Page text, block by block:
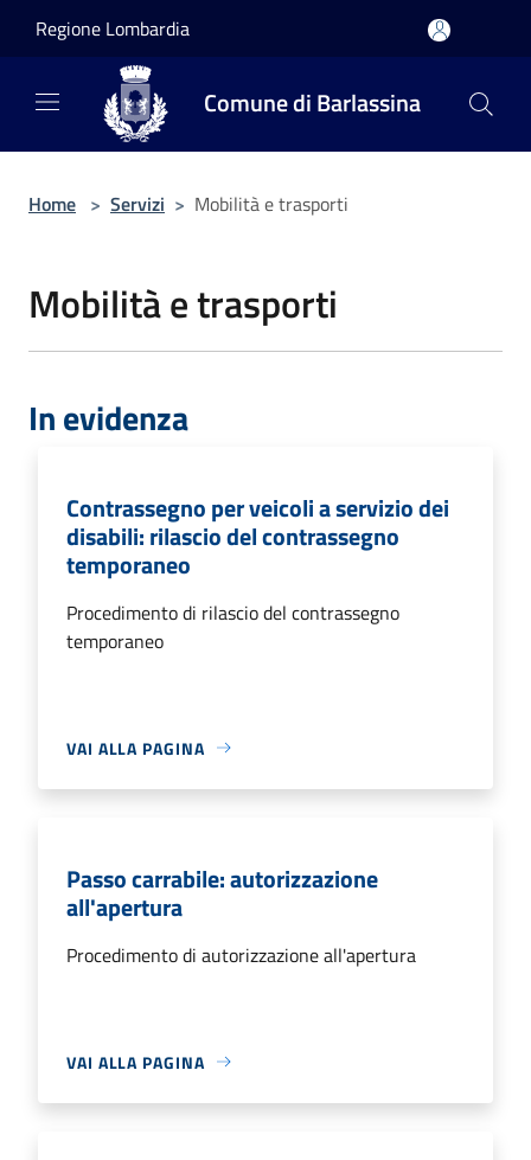
Regione Lombardia
Comune di Barlassina
Home > Servizi > Mobilità e trasporti
Mobilità e trasporti
In evidenza
Contrassegno per veicoli a servizio dei
disabili: rilascio del contrassegno
temporaneo
Procedimento di rilascio del contrassegno
temporaneo
VAI ALLA PAGINA
Passo carrabile: autorizzazione
all'apertura
Procedimento di autorizzazione all'apertura
VAI ALLA PAGINA